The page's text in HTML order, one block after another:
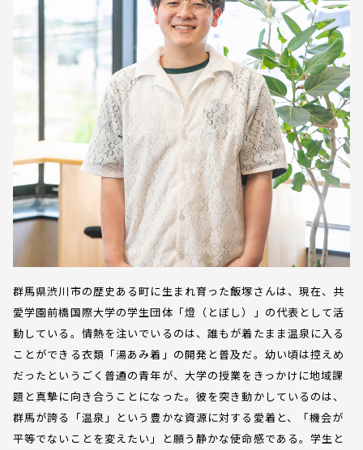
群馬県渋川市の歴史ある町に生まれ育った飯塚さんは、現在、共
愛学園前橋国際大学の学生団体「燈（とぼし）」の代表として活
動している。情熱を注いでいるのは、誰もが着たまま温泉に入る
ことができる衣類「湯あみ着」の開発と普及だ。幼い頃は控えめ
だったというごく普通の青年が、大学の授業をきっかけに地域課
題と真摯に向き合うことになった。彼を突き動かしているのは、
群馬が誇る「温泉」という豊かな資源に対する愛着と、「機会が
平等でないことを変えたい」と願う静かな使命感である。学生と